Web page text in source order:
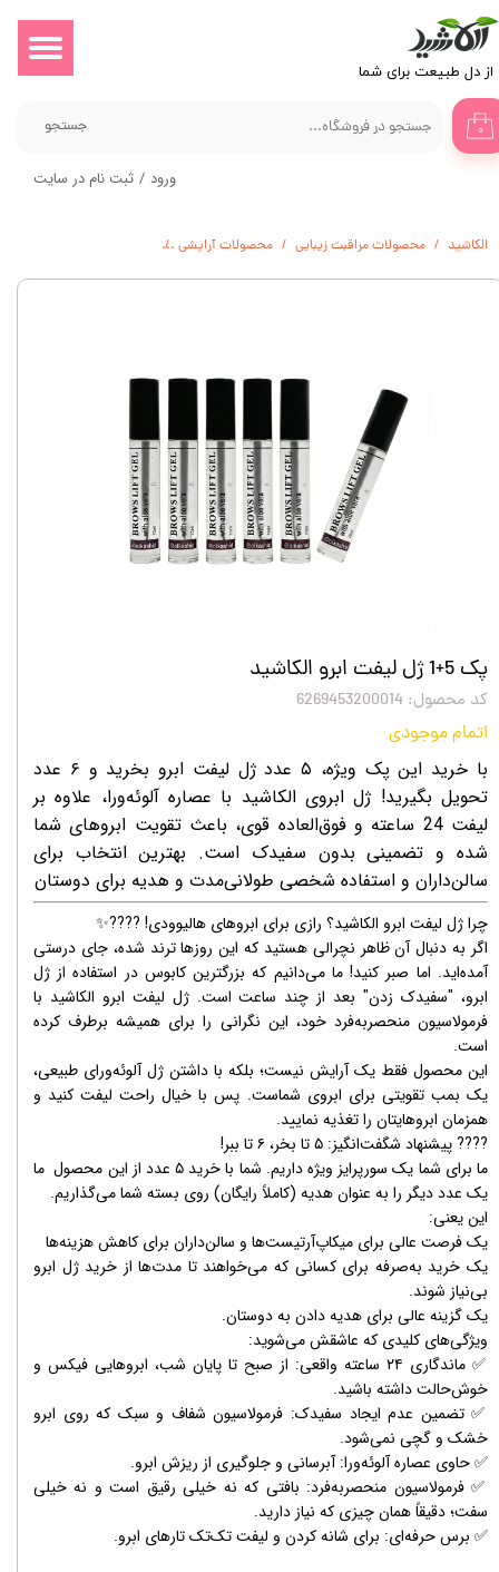
​​​از دل طبیعت برای شما
جستجو ۰
ورود / ثبت نام در سایت
حساب کاربری من
تغییر گذر واژه
سفارشات
الکاشید محصولات مراقبت زیبایی محصولات آرایشی
پک 5+1 ژل لیفت ابرو الکاشید
کد محصول: 6269453200014
اتمام موجودی
با خرید این پک ویژه، ۵ عدد ژل لیفت ابرو بخرید و ۶ عدد
تحویل بگیرید! ژل ابروی الکاشید با عصاره آلوئه‌ورا، علاوه بر
لیفت 24 ساعته و فوق‌العاده قوی، باعث تقویت ابروهای شما
شده و تضمینی بدون سفیدک است. بهترین انتخاب برای
سالن‌داران و استفاده شخصی طولانی‌مدت و هدیه برای دوستان
​چرا ژل لیفت ابرو الکاشید؟ رازی برای ابروهای هالیوودی! ????✨
​اگر به دنبال آن ظاهر نچرالی هستید که این روزها ترند شده، جای درستی
آمده‌اید. اما صبر کنید! ما می‌دانیم که بزرگترین کابوس در استفاده از ژل
ابرو، "سفیدک زدن" بعد از چند ساعت است. ژل لیفت ابرو الکاشید با
فرمولاسیون منحصر‌به‌فرد خود، این نگرانی را برای همیشه برطرف کرده
است.
​این محصول فقط یک آرایش نیست؛ بلکه با داشتن ژل آلوئه‌ورای طبیعی،
یک بمب تقویتی برای ابروی شماست. پس با خیال راحت لیفت کنید و
همزمان ابروهایتان را تغذیه نمایید.
​???? پیشنهاد شگفت‌انگیز: ۵ تا بخر، ۶ تا ببر!
​ما برای شما یک سورپرایز ویژه داریم. شما با خرید ۵ عدد از این محصول ما
یک عدد دیگر را به عنوان هدیه (کاملاً رایگان) روی بسته شما می‌گذاریم.
این یعنی:
​یک فرصت عالی برای میکاپ‌آرتیست‌ها و سالن‌داران برای کاهش هزینه‌ها
​یک خرید به‌صرفه برای کسانی که می‌خواهند تا مدت‌ها از خرید ژل ابرو
بی‌نیاز شوند.
​یک گزینه عالی برای هدیه دادن به دوستان.
​ویژگی‌های کلیدی که عاشقش می‌شوید:
​✅ ماندگاری ۲۴ ساعته واقعی: از صبح تا پایان شب، ابروهایی فیکس و
خوش‌حالت داشته باشید.
​✅ تضمین عدم ایجاد سفیدک: فرمولاسیون شفاف و سبک که روی ابرو
خشک و گچی نمی‌شود.
​✅ حاوی عصاره آلوئه‌ورا: آبرسانی و جلوگیری از ریزش ابرو.
​✅ فرمولاسیون منحصر‌به‌فرد: بافتی که نه خیلی رقیق است و نه خیلی
سفت؛ دقیقاً همان چیزی که نیاز دارید.
​✅ برس حرفه‌ای: برای شانه کردن و لیفت تک‌تک تارهای ابرو.